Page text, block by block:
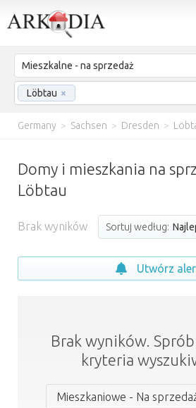
Mieszkalne - na sprzedaż
Löbtau ×
Germany > Sachsen > Dresden >
Domy i mieszkania na
Löbtau
Brak wyników Sortuj według:
Utwórz
Brak wyników.
kryteria
Mieszkaniowe - Na